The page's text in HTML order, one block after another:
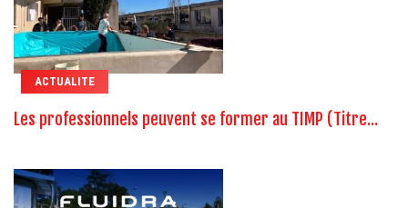
ACTUALITE
Les professionnels peuvent se former au TIMP (Titre...